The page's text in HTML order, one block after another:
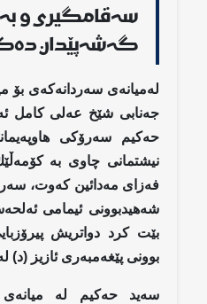
سەقامگیری و
گەشەپێدان
لەمیانەی سەردانەكەی بۆ
جەنابی شێخ عەلی كامل
حەكیم سەرۆكی
نیشتمانی چاوی بە
فەزای مەدائین كەوت،
شەهیدبوونی ئیمامی
بێت كرد دواتریش
بوونی پێغەمبەری ئازیز (د)
سەید حەكیم لە